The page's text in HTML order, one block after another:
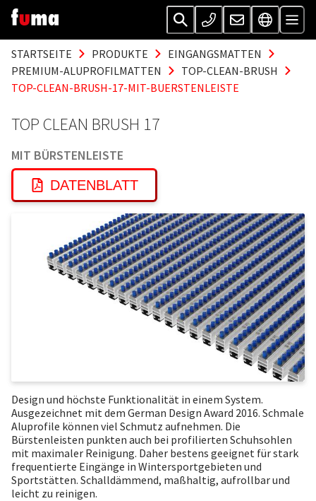
STARTSEITE PRODUKTE
EINGANGSMATTEN
PREMIUM-ALUPROFILMATTEN
TOP-CLEAN-BRUSH
TOP-CLEAN-BRUSH-17-MIT-BUERSTENLEISTE
TOP CLEAN BRUSH 17
MIT BÜRSTENLEISTE
DATENBLATT
Design und höchste Funktionalität in einem System.
Ausgezeichnet mit dem German Design Award 2016. Schmale
Aluprofile können viel Schmutz aufnehmen. Die
Bürstenleisten punkten auch bei profilierten Schuhsohlen
mit maximaler Reinigung. Daher bestens geeignet für stark
frequentierte Eingänge in Wintersportgebieten und
Sportstätten. Schalldämmend, maßhaltig, aufrollbar und
leicht zu reinigen.